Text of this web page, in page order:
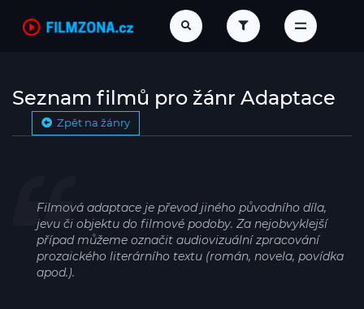
Seznam filmů pro žánr Adaptace
Zpět na žánry
Filmová adaptace je převod jiného původního díla,
jevu či objektu do filmové podoby. Za nejobvyklejší
případ můžeme označit audiovizuální zpracování
prozaického literárního textu (román, novela, povídka
apod.).